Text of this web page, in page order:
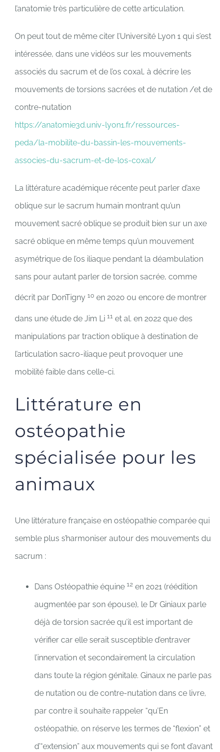
l’anatomie très particulière de cette articulation.
On peut tout de même citer l’Université Lyon 1 qui s’est
intéressée, dans une vidéos sur les mouvements
associés du sacrum et de l’os coxal, à décrire les
mouvements de torsions sacrées et de nutation /et de
contre-nutation
https://anatomie3d.univ-lyon1.fr/ressources-
peda/la-mobilite-du-bassin-les-mouvements-
associes-du-sacrum-et-de-los-coxal/
La littérature académique récente peut parler d’axe
oblique sur le sacrum humain montrant qu’un
mouvement sacré oblique se produit bien sur un axe
sacré oblique en même temps qu’un mouvement
asymétrique de l’os iliaque pendant la déambulation
sans pour autant parler de torsion sacrée, comme
décrit par DonTigny 10en 2020 ou encore de montrer
dans une étude de Jim Li 11et al. en 2022 que des
manipulations par traction oblique à destination de
l’articulation sacro-iliaque peut provoquer une
mobilité faible dans celle-ci.
Littérature en
ostéopathie
spécialisée pour les
animaux
Une littérature française en ostéopathie comparée qui
semble plus s’harmoniser autour des mouvements du
sacrum :
Dans Ostéopathie équine 12 en 2021 (réédition
augmentée par son épouse), le Dr Giniaux parle
déjà de torsion sacrée qu’il est important de
vérifier car elle serait susceptible d’entraver
l’innervation et secondairement la circulation
dans toute la région génitale. Ginaux ne parle pas
de nutation ou de contre-nutation dans ce livre,
par contre il souhaite rappeler “qu’En
ostéopathie, on réserve les termes de “flexion” et
d’“extension” aux mouvements qui se font d’avant